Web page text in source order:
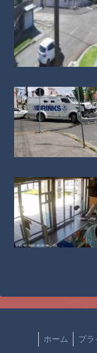
ホーム プラ